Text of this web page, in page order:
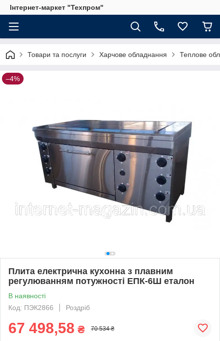
Інтернет-маркет "Техпром"
Товари та послуги Харчове обладнання Теплове
–4%
Плита електрична кухонна з плавним
регулюванням потужності ЕПК-6Ш еталон
В наявності
Код: ПЭК2866
Роздріб
67 498,58 ₴ 70 534 ₴